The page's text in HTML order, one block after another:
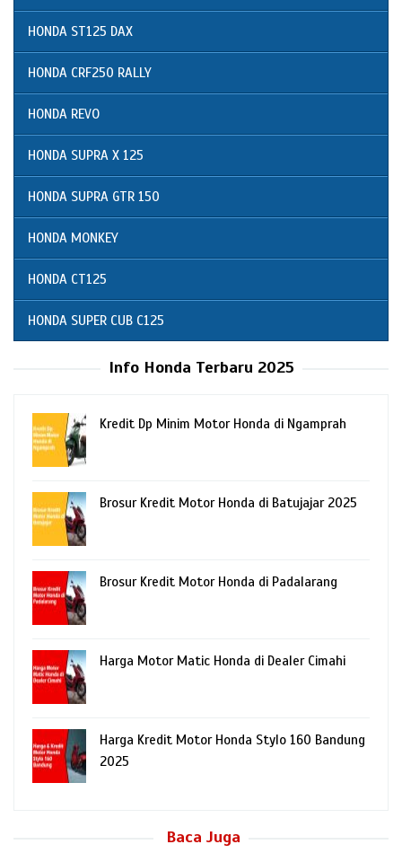
HONDA ST125 DAX
HONDA CRF250 RALLY
HONDA REVO
HONDA SUPRA X 125
HONDA SUPRA GTR 150
HONDA MONKEY
HONDA CT125
HONDA SUPER CUB C125
Info Honda Terbaru 2025
Kredit Dp Minim Motor Honda di Ngamprah
Brosur Kredit Motor Honda di Batujajar 2025
Brosur Kredit Motor Honda di Padalarang
Harga Motor Matic Honda di Dealer Cimahi
Harga Kredit Motor Honda Stylo 160 Bandung
2025
Baca Juga